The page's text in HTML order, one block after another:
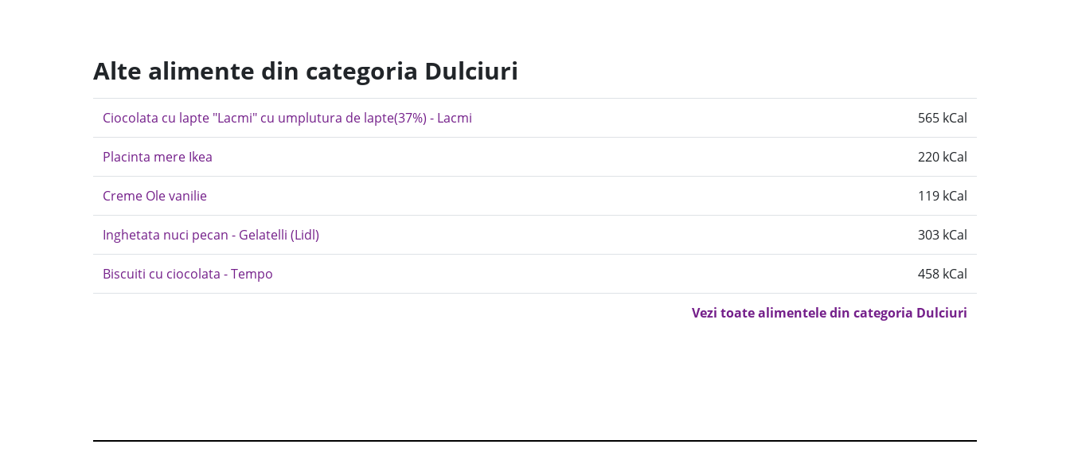
Alte alimente din categoria Dulciuri
Ciocolata cu lapte "Lacmi" cu umplutura de lapte(37%) - Lacmi 565 kCal
Placinta mere Ikea 220 kCal
Creme Ole vanilie 119 kCal
Inghetata nuci pecan - Gelatelli (Lidl) 303 kCal
Biscuiti cu ciocolata - Tempo 458 kCal
Vezi toate alimentele din categoria Dulciuri